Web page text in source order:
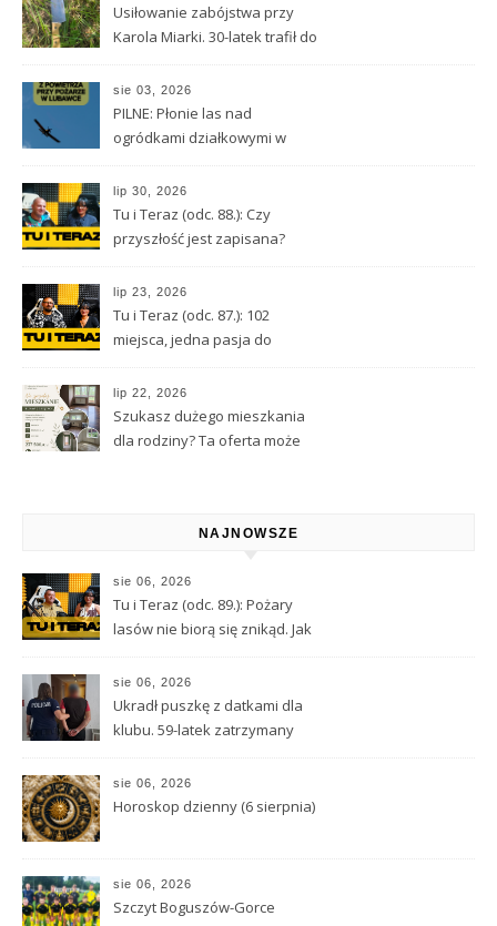
Usiłowanie zabójstwa przy
Karola Miarki. 30-latek trafił do
sie 03, 2026
PILNE: Płonie las nad
ogródkami działkowymi w
lip 30, 2026
Tu i Teraz (odc. 88.): Czy
przyszłość jest zapisana?
astrologii i przeznaczeniu
lip 23, 2026
Tu i Teraz (odc. 87.): 102
miejsca, jedna pasja do
lip 22, 2026
Szukasz dużego mieszkania
dla rodziny? Ta oferta może
NAJNOWSZE
sie 06, 2026
Tu i Teraz (odc. 89.): Pożary
lasów nie biorą się znikąd. Jak
sie 06, 2026
Ukradł puszkę z datkami dla
klubu. 59-latek zatrzymany
sie 06, 2026
Horoskop dzienny (6 sierpnia)
sie 06, 2026
Szczyt Boguszów-Gorce